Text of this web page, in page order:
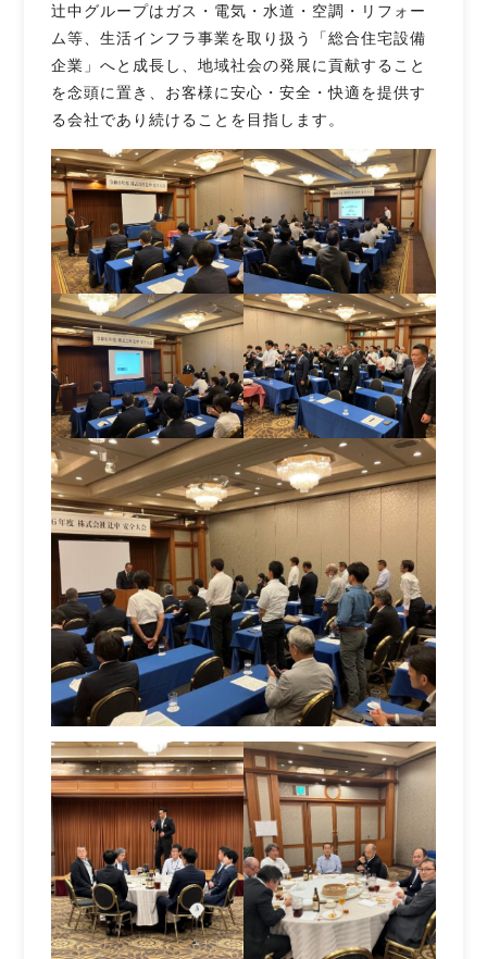
辻󠄀中グループはガス・電気・水道・空調・リフォー
ム等、生活インフラ事業を取り扱う「総合住宅設備
企業」へと成長し、地域社会の発展に貢献すること
を念頭に置き、お客様に安心・安全・快適を提供す
る会社であり続けることを目指します。